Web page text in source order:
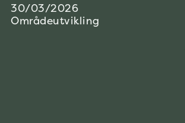
30/03/2026
Områdeutvikling